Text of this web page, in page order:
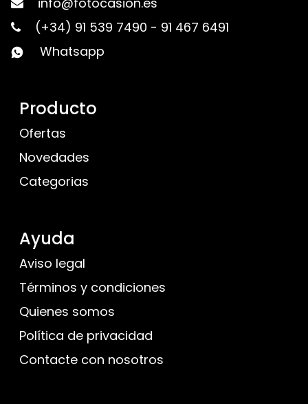
(+34) 91 539 7490 - 91 467 6491
Whatsapp
Producto
Ofertas
Novedades
Categorias
Ayuda
Aviso legal
Términos y condiciones
Quienes somos
Política de privacidad
Contacte con nosotros